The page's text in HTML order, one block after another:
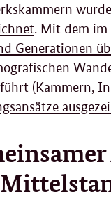
. Mit dem im
Generationen
(Kammern,